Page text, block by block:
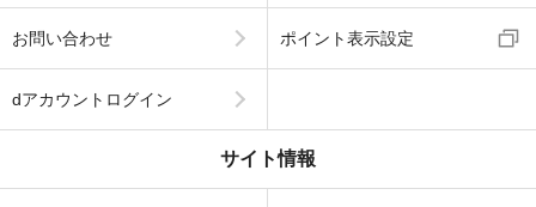
お問い合わせ ポイント表示設定
dアカウントログイン
サイト情報